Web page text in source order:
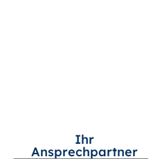
Ihr
Ansprechpartner